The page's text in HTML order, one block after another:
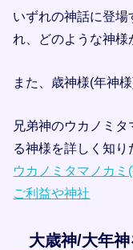
いずれの神話に登
れ、どのような神様
また、歳神様(年神
兄弟神のウカノミ
る神様を詳しく知り
ウカノミタマノカ
ご利益や神社
大歳神/大年